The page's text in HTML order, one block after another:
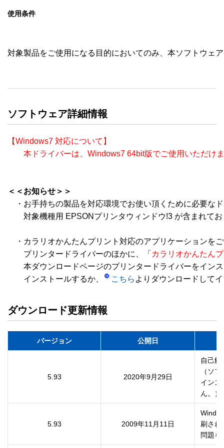
使用条件
対象製品をご使用になる目的においてのみ、本ソフトウェ
ソフトウェア詳細情報
【Windows7 対応について】
本ドライバーは、Windows7 64bit版でご使用いただけ
＜＜お知らせ＞＞
・お手持ちの製品を対応環境でお使い頂くために必要な
対象機種用 EPSONプリンタウィンドウ!3 が含まれてお
・カラリオかんたんプリント対応のアプリケーションを
プリンタードライバーのほかに、「 カラリオかんたん
本ダウンロードページのプリンタードライバーをイン
インストールするか、
こちら
ダウンロード更新情報
バージョン 公開日
5.93 2020年9月29日
自己解
（ソ
インス
5.93 2009年11月11日
刷され